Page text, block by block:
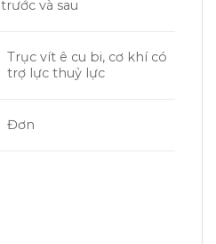
trước và sau
Trục vít ê cu bi, cơ khí có
trợ lực thuỷ lực
Đơn